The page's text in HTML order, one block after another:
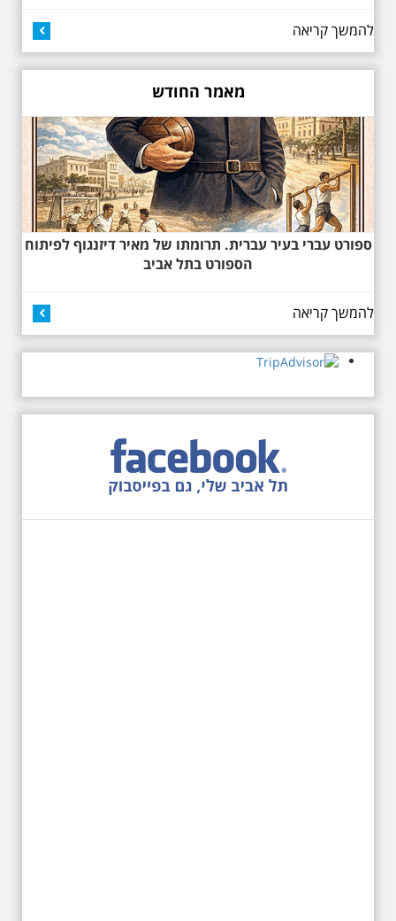
10:00 בבוקר. שכונת אבו
כביר - הנסתר והגלוי וגם
ביקור מיוחד בכנסיה
הרוסית
לראשונה ניתנת אפשרות בסיור
המיוחד הזה של אילן שחורי לבקר
בכנסייה הרוסית אורתודוכסית
המסתורית באבו כביר, בה פעל בעבר
מטה ה ק.ג.ב. מה אתם יודעים על
שכונת אבו כביר הדרומית בתל אביב.
שכונת שהוקמה במחצית הראשונה
המנדט למוקד טרור נגד יהודים.
נכבשה ב"מבצע חמץ" והפכה
לשכונת עוני יהודית.
12.6.2026 שישי בבוקר
שנים לפטירת הזמר. סיור
להמשך קריאה
מאמר החודש
ספורט עברי בעיר עברית. תרומתו של מאיר דיזנגוף לפיתוח
הספורט בתל אביב
להמשך קריאה